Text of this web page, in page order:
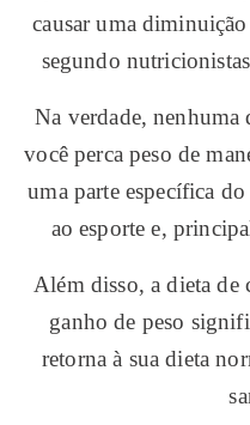
causar uma
segundo
Na verdade, nenhuma
você perca peso de
uma parte específica
ao esporte e,
Além disso, a dieta de
ganho de peso
retorna à sua dieta